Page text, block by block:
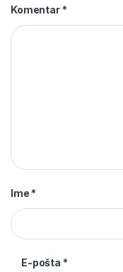
Komentar *
Ime *
E-pošta *